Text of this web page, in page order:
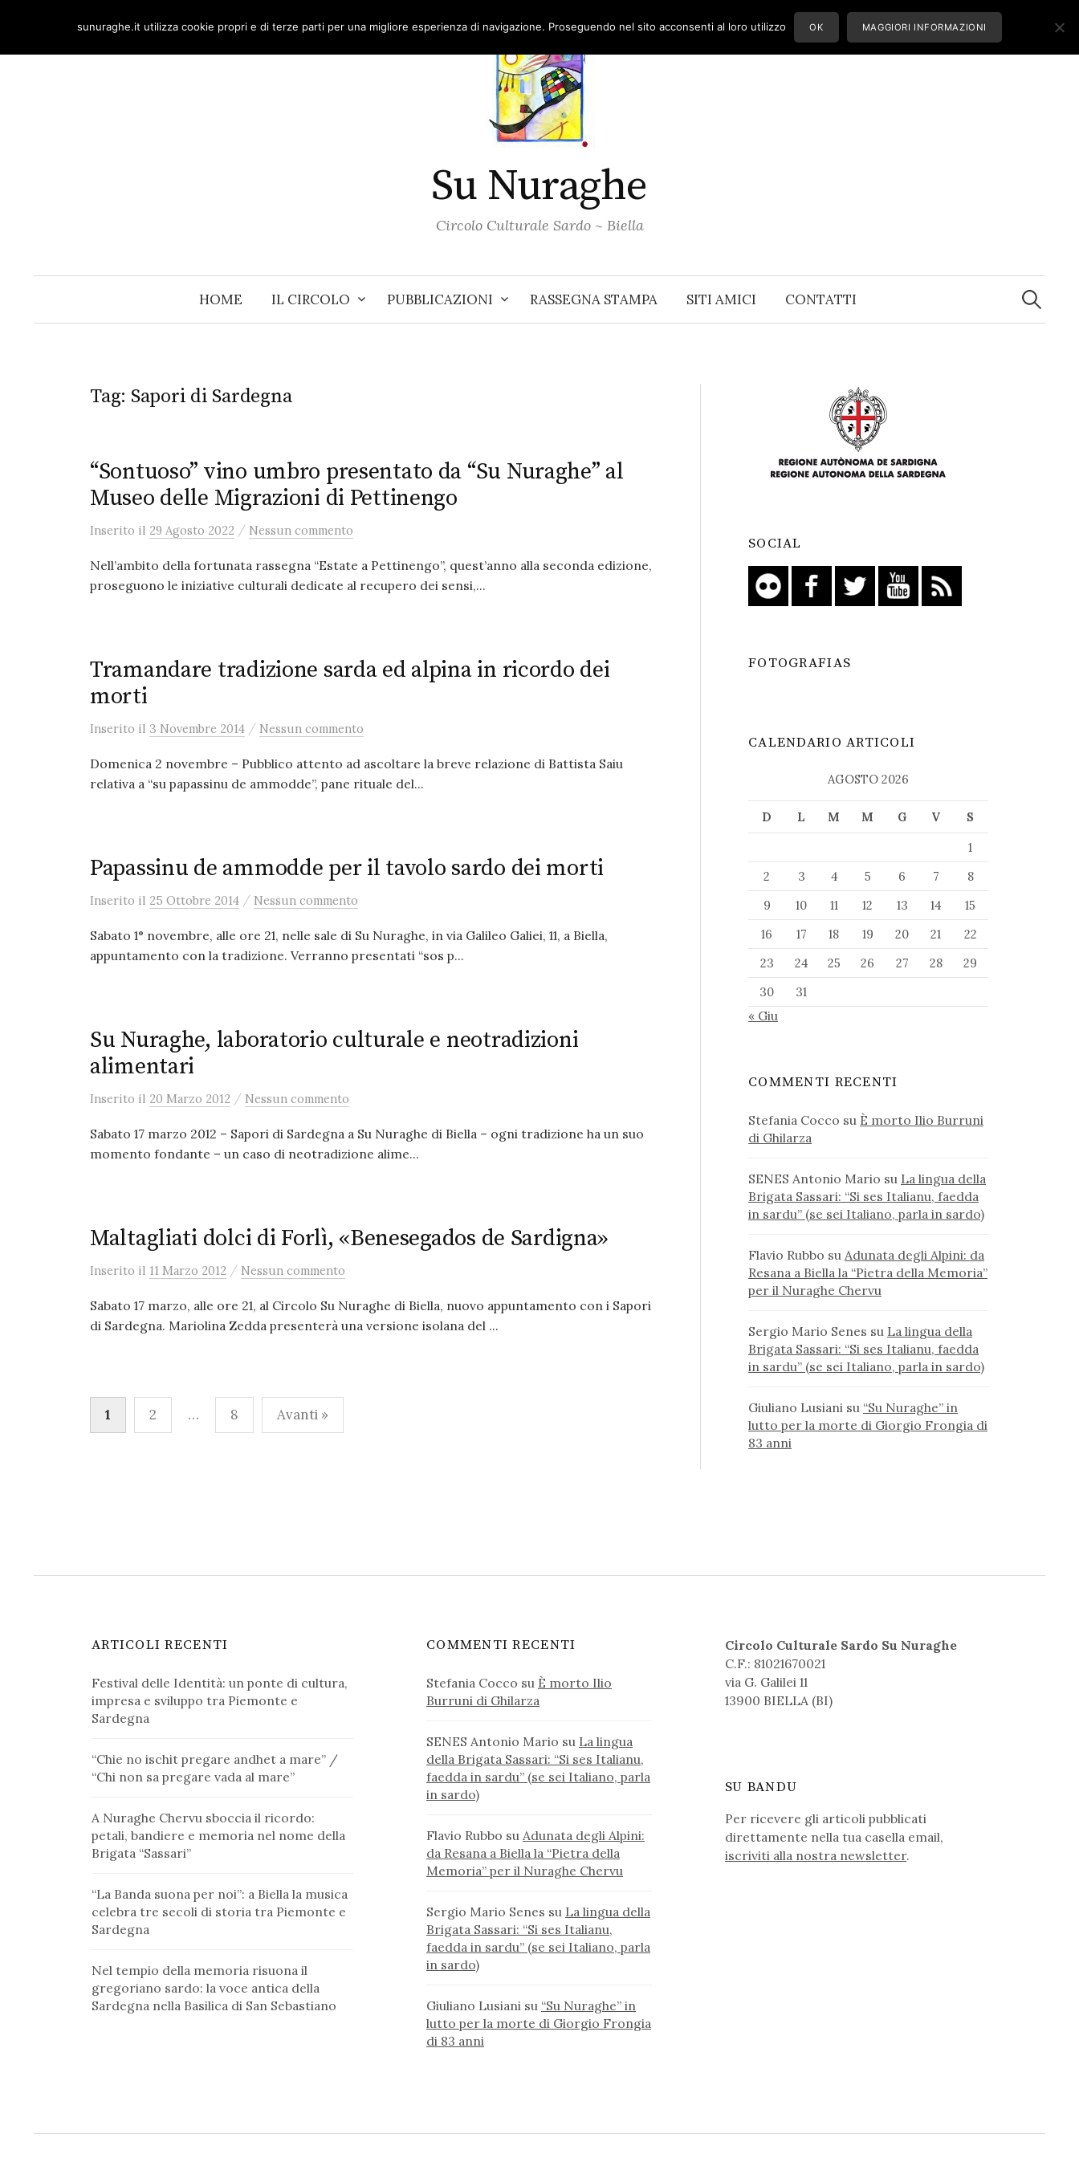
content
Su Nuraghe
Circolo Culturale Sardo ~ Biella
HOME IL CIRCOLO PUBBLICAZIONI RASSEGNA STAMPA SITI AMICI CONTATTI
Ricerca
per:
Tag: Sapori di Sardegna
“Sontuoso” vino umbro presentato da “Su Nuraghe” al
Museo delle Migrazioni di Pettinengo
Inserito il 29 Agosto 2022 / Nessun commento
Nell’ambito della fortunata rassegna “Estate a Pettinengo”, quest’anno alla seconda edizione,
proseguono le iniziative culturali dedicate al recupero dei sensi,...
Tramandare tradizione sarda ed alpina in ricordo dei
morti
Inserito il 3 Novembre 2014 / Nessun commento
Domenica 2 novembre – Pubblico attento ad ascoltare la breve relazione di Battista Saiu
relativa a “su papassinu de ammodde”, pane rituale del...
Papassinu de ammodde per il tavolo sardo dei morti
Inserito il 25 Ottobre 2014 / Nessun commento
Sabato 1° novembre, alle ore 21, nelle sale di Su Nuraghe, in via Galileo Galiei, 11, a Biella,
appuntamento con la tradizione. Verranno presentati “sos p...
Su Nuraghe, laboratorio culturale e neotradizioni
alimentari
Inserito il 20 Marzo 2012 / Nessun commento
Sabato 17 marzo 2012 – Sapori di Sardegna a Su Nuraghe di Biella – ogni tradizione ha un suo
momento fondante – un caso di neotradizione alime...
Maltagliati dolci di Forlì, «Benesegados de Sardigna»
Inserito il 11 Marzo 2012 / Nessun commento
Sabato 17 marzo, alle ore 21, al Circolo Su Nuraghe di Biella, nuovo appuntamento con i Sapori
di Sardegna. Mariolina Zedda presenterà una versione isolana del ...
Paginazione
1 2 … 8 Avanti »
SOCIAL
FOTOGRAFIAS
CALENDARIO ARTICOLI
AGOSTO 2026
D L M M G V
S
1
2
3 4 5 6 7
8
9
10 11 12 13 14
15
16
17 18 19 20 21
22
23
24 25 26 27 28
29
30
31
« Giu
COMMENTI RECENTI
Stefania Cocco su È morto Ilio Burruni
di Ghilarza
SENES Antonio Mario su La lingua della
Brigata Sassari: “Si ses Italianu, faedda
in sardu” (se sei Italiano, parla in sardo)
Flavio Rubbo su Adunata degli Alpini: da
Resana a Biella la “Pietra della Memoria”
per il Nuraghe Chervu
Sergio Mario Senes su La lingua della
Brigata Sassari: “Si ses Italianu, faedda
in sardu” (se sei Italiano, parla in sardo)
Giuliano Lusiani su “Su Nuraghe” in
lutto per la morte di Giorgio Frongia di
83 anni
ARTICOLI RECENTI
Festival delle Identità: un ponte di cultura,
impresa e sviluppo tra Piemonte e
Sardegna
“Chie no ischit pregare andhet a mare” /
“Chi non sa pregare vada al mare”
A Nuraghe Chervu sboccia il ricordo:
petali, bandiere e memoria nel nome della
Brigata “Sassari”
“La Banda suona per noi”: a Biella la musica
celebra tre secoli di storia tra Piemonte e
Sardegna
Nel tempio della memoria risuona il
gregoriano sardo: la voce antica della
Sardegna nella Basilica di San Sebastiano
COMMENTI RECENTI
Stefania Cocco su È morto Ilio
Burruni di Ghilarza
SENES Antonio Mario su La lingua
della Brigata Sassari: “Si ses Italianu,
faedda in sardu” (se sei Italiano, parla
in sardo)
Flavio Rubbo su Adunata degli Alpini:
da Resana a Biella la “Pietra della
Memoria” per il Nuraghe Chervu
Sergio Mario Senes su La lingua della
Brigata Sassari: “Si ses Italianu,
faedda in sardu” (se sei Italiano, parla
in sardo)
Giuliano Lusiani su “Su Nuraghe” in
lutto per la morte di Giorgio Frongia
di 83 anni
Circolo Culturale Sardo Su Nuraghe
C.F.: 81021670021
via G. Galilei 11
13900 BIELLA (BI)
SU BANDU
Per ricevere gli articoli pubblicati
direttamente nella tua casella email,
iscriviti alla nostra newsletter.
sunuraghe.it utilizza cookie propri e di terze parti per una migliore esperienza di navigazione. Proseguendo nel sito acconsenti al loro utilizzo OK MAGGIORI INFORMAZIONI